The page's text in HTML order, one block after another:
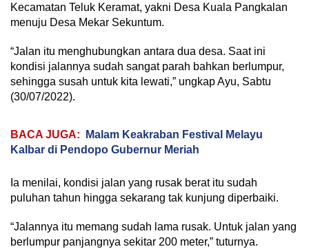
Kecamatan Teluk Keramat, yakni Desa Kuala Pangkalan
menuju Desa Mekar Sekuntum.
“Jalan itu menghubungkan antara dua desa. Saat ini
kondisi jalannya sudah sangat parah bahkan berlumpur,
sehingga susah untuk kita lewati,” ungkap Ayu, Sabtu
(30/07/2022).
BACA JUGA:
Malam Keakraban Festival Melayu
Kalbar di Pendopo Gubernur Meriah
Ia menilai, kondisi jalan yang rusak berat itu sudah
puluhan tahun hingga sekarang tak kunjung diperbaiki.
“Jalannya itu memang sudah lama rusak. Untuk jalan yang
berlumpur panjangnya sekitar 200 meter,” tuturnya.